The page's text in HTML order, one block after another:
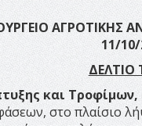
ΑΓΡΟΤΙΚΗΣ
11/
ΔΕΛΤΙΟ
και Τροφίμων,
στο πλαίσιο